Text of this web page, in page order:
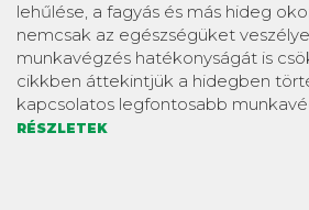
lehűlése, a fagyás és más hideg
nemcsak az egészségüket
munkavégzés hatékonyságát is
cikkben áttekintjük a hidegben
kapcsolatos legfontosabb
RÉSZLETEK